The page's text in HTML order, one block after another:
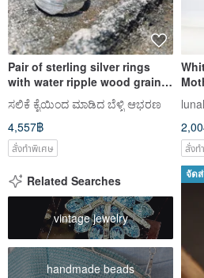
Pair of sterling silver rings
with water ripple wood grain
one each and two sets can be
customized name S64
ಸಲಿಕೆ ಕೈಯಿಂದ ಮಾಡಿದ ಬೆಳ್ಳಿ ಆಭರಣ
4,557฿
สั่งทำพิเศษ สั่งท
Related Searches
vintage jewelry
handmade beads
จัด